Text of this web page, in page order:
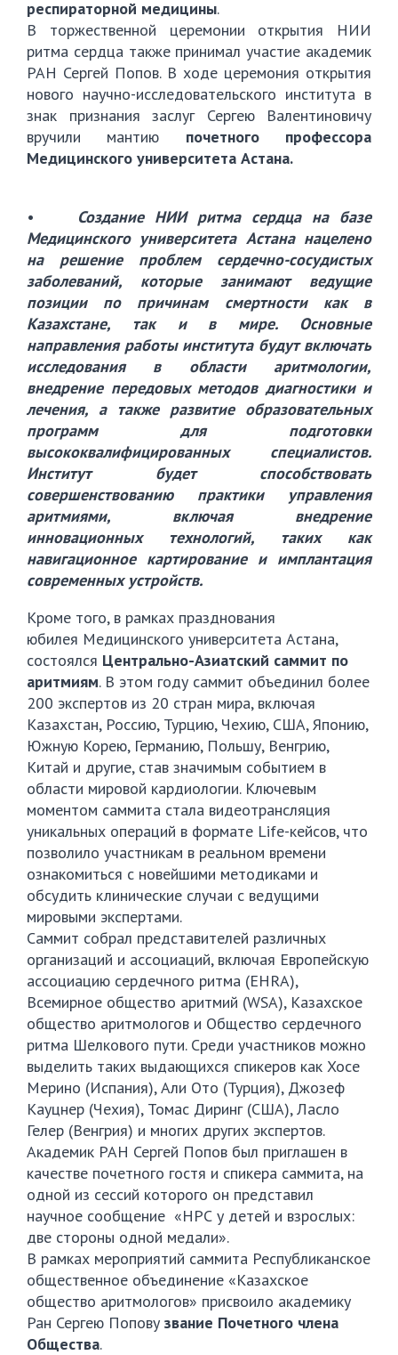
респираторной медицины.
В торжественной церемонии открытия НИИ
ритма сердца также принимал участие академик
РАН Сергей Попов. В ходе церемония открытия
нового научно-исследовательского института в
знак признания заслуг Сергею Валентиновичу
вручили мантию почетного профессора
Медицинского университета Астана.
• Создание НИИ ритма сердца на базе
Медицинского университета Астана нацелено
на решение проблем сердечно-сосудистых
заболеваний, которые занимают ведущие
позиции по причинам смертности как в
Казахстане, так и в мире. Основные
направления работы института будут включать
исследования в области аритмологии,
внедрение передовых методов диагностики и
лечения, а также развитие образовательных
программ для подготовки
высококвалифицированных специалистов.
Институт будет способствовать
совершенствованию практики управления
аритмиями, включая внедрение
инновационных технологий, таких как
навигационное картирование и имплантация
современных устройств.
Кроме того, в рамках празднования
юбилея Медицинского университета Астана,
состоялся Центрально-Азиатский саммит по
аритмиям. В этом году саммит объединил более
200 экспертов из 20 стран мира, включая
Казахстан, Россию, Турцию, Чехию, США, Японию,
Южную Корею, Германию, Польшу, Венгрию,
Китай и другие, став значимым событием в
области мировой кардиологии. Ключевым
моментом саммита стала видеотрансляция
уникальных операций в формате Life-кейсов, что
позволило участникам в реальном времени
ознакомиться с новейшими методиками и
обсудить клинические случаи с ведущими
мировыми экспертами.
Саммит собрал представителей различных
организаций и ассоциаций, включая Европейскую
ассоциацию сердечного ритма (EHRA),
Всемирное общество аритмий (WSA), Казахское
общество аритмологов и Общество сердечного
ритма Шелкового пути. Среди участников можно
выделить таких выдающихся спикеров как Хосе
Мерино (Испания), Али Ото (Турция), Джозеф
Кауцнер (Чехия), Томас Диринг (США), Ласло
Гелер (Венгрия) и многих других экспертов.
Академик РАН Сергей Попов был приглашен в
качестве почетного гостя и спикера саммита, на
одной из сессий которого он представил
научное сообщение «НРС у детей и взрослых:
две стороны одной медали».
В рамках мероприятий саммита Республиканское
общественное объединение «Казахское
общество аритмологов» присвоило академику
Ран Сергею Попову звание Почетного члена
Общества.